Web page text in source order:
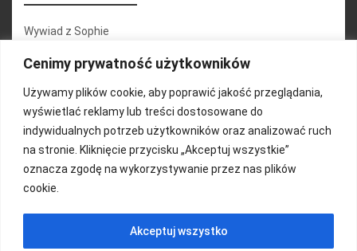
Cenimy prywatność użytkowników
Używamy plików cookie, aby poprawić jakość przeglądania,
wyświetlać reklamy lub treści dostosowane do
indywidualnych potrzeb użytkowników oraz analizować ruch
na stronie. Kliknięcie przycisku „Akceptuj wszystkie”
oznacza zgodę na wykorzystywanie przez nas plików
cookie.
Akceptuj wszystko
Wywiad z Sophie
Konferencja 2.1
Martyna Wojciechowska
Relacja zdjęciowa 25.09.2024r (cz.2)
Wywiady z uczestnikami
FUNDACJA KOLOROWO